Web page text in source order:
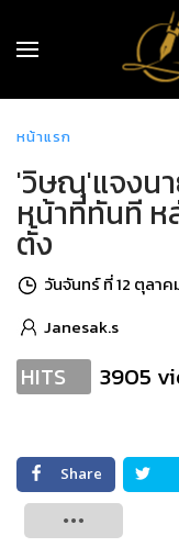
หน้าแรก
'วิษณุ'แจงน
หน้าที่ทันที ห
ตั้ง
วันจันทร์ ที่ 12 ตุลาค
Janesak.s
HITS 3905
Share